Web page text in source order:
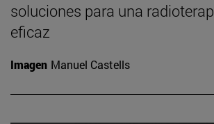
soluciones para una
eficaz
Imagen Manuel Castells